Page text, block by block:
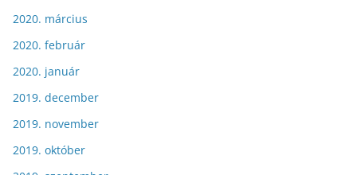
2020. március
2020. február
2020. január
2019. december
2019. november
2019. október